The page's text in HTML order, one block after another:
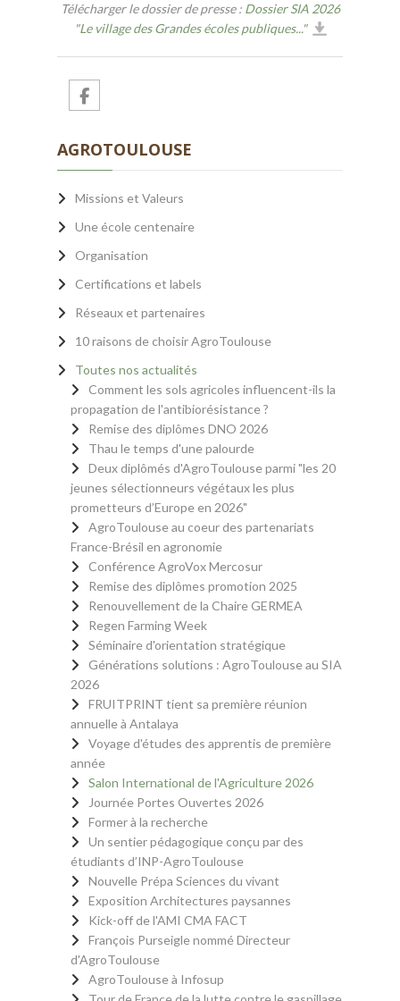
Télécharger le dossier de presse : Dossier SIA 2026
"Le village des Grandes écoles publiques..."
AGROTOULOUSE
Missions et Valeurs
Une école centenaire
Organisation
Certifications et labels
Réseaux et partenaires
10 raisons de choisir AgroToulouse
Toutes nos actualités
Comment les sols agricoles influencent-ils la
propagation de l'antibiorésistance ?
Remise des diplômes DNO 2026
Thau le temps d'une palourde
Deux diplômés d'AgroToulouse parmi "les 20
jeunes sélectionneurs végétaux les plus
prometteurs d’Europe en 2026"
AgroToulouse au coeur des partenariats
France-Brésil en agronomie
Conférence AgroVox Mercosur
Remise des diplômes promotion 2025
Renouvellement de la Chaire GERMEA
Regen Farming Week
Séminaire d'orientation stratégique
Générations solutions : AgroToulouse au SIA
2026
FRUITPRINT tient sa première réunion
annuelle à Antalaya
Voyage d'études des apprentis de première
année
Salon International de l'Agriculture 2026
Journée Portes Ouvertes 2026
Former à la recherche
Un sentier pédagogique conçu par des
étudiants d’INP-AgroToulouse
Nouvelle Prépa Sciences du vivant
Exposition Architectures paysannes
Kick-off de l'AMI CMA FACT
François Purseigle nommé Directeur
d'AgroToulouse
AgroToulouse à Infosup